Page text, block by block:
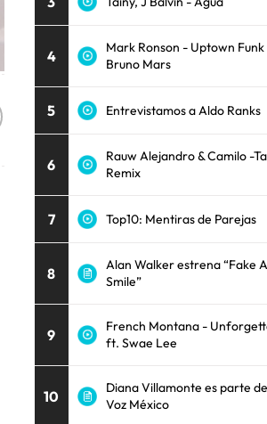
4
Mark Ronson - Uptown
Bruno Mars
5 Entrevistamos a Aldo Ranks
6
Rauw Alejandro & Camilo -
Remix
7 Top10: Mentiras de Parejas
8
Alan Walker estrena “Fake A
Smile”
9
French Montana -
ft. Swae Lee
10
Diana Villamonte es parte
Voz México